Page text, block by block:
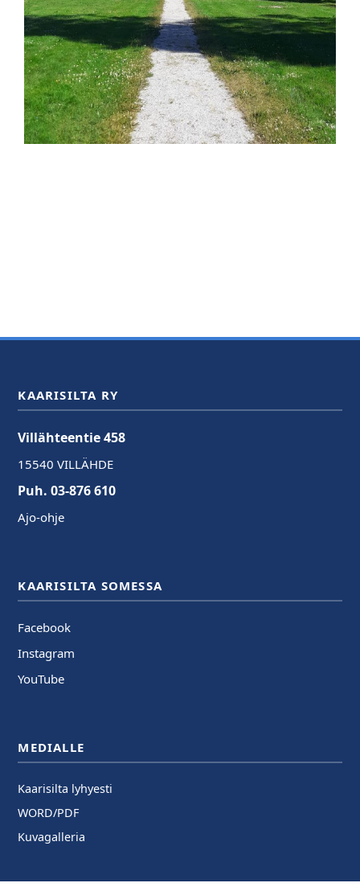
KAARISILTA RY
Villähteentie 458
15540 VILLÄHDE
Puh. 03-876 610
Ajo-ohje
KAARISILTA SOMESSA
Facebook
Instagram
YouTube
MEDIALLE
Kaarisilta lyhyesti
WORD/PDF
Kuvagalleria